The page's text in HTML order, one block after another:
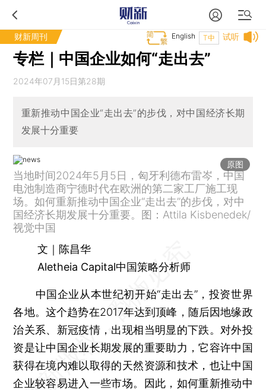
财新周刊 试听
T中
English
专栏｜中国企业如何“走出去”
2024年07月15日第28期
重新推动中国企业“走出去”的步伐，对中国经济长期
发展十分重要
原图
当地时间2024年5月5日，匈牙利德布雷岑，中国
电池制造商宁德时代在欧洲的第二家工厂施工现
场。如何重新推动中国企业“走出去”的步伐，对中
国经济长期发展十分重要。图：Attila Kisbenedek/
视觉中国
文｜陈昌华
Aletheia Capital中国策略分析师
中国企业从本世纪初开始“走出去”，投资世界
各地。这个趋势在2017年达到顶峰，随后因地缘政
治关系、新冠疫情，出现相当明显的下跌。对外投
资是让中国企业长期发展的重要助力，它容许中国
获得在境内难以取得的天然资源和技术，也让中国
企业较容易进入一些市场。因此，如何重新推动中